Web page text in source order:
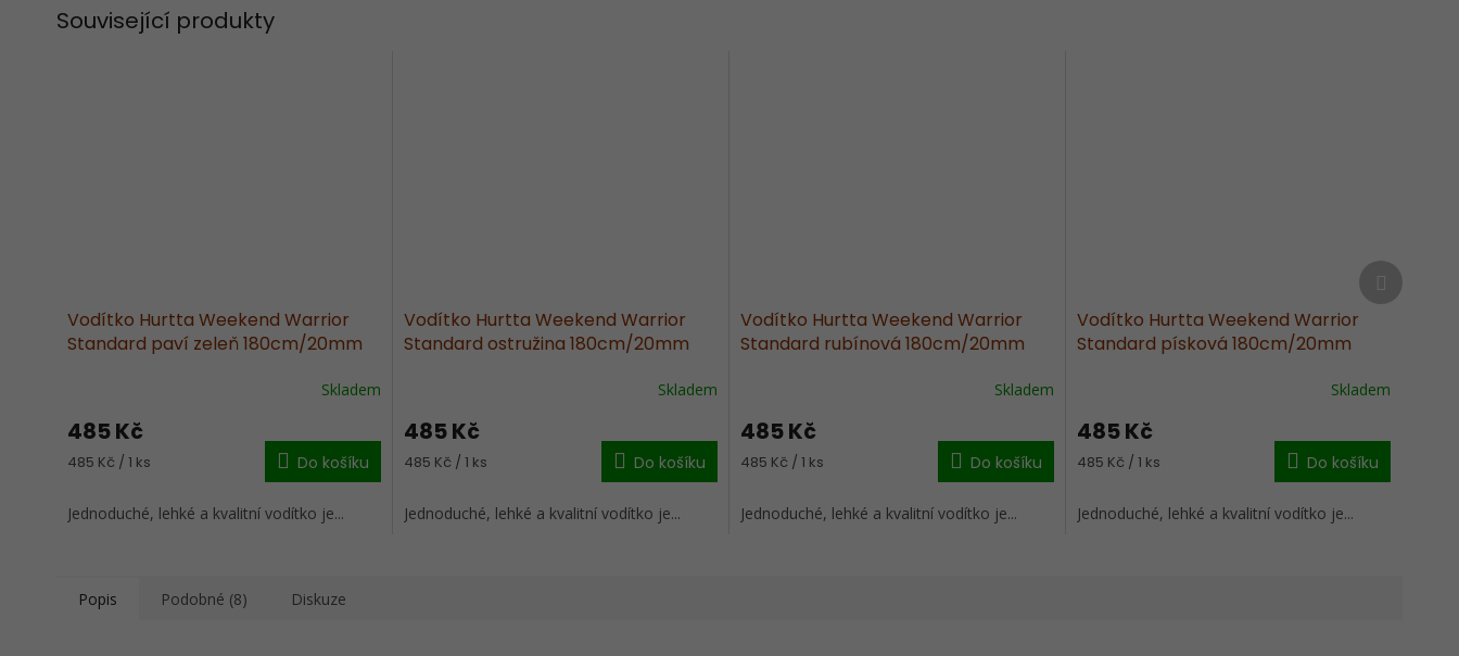
Související produkty
Vodítko Hurtta Weekend Warrior
Standard paví zeleň 180cm/20mm
Skladem
485 Kč
Měrná
485 Kč / 1 ks Do košíku
Jednoduché, lehké a kvalitní vodítko je...
Vodítko Hurtta Weekend Warrior
Standard ostružina 180cm/20mm
Skladem
485 Kč
Měrná
485 Kč / 1 ks Do košíku
Jednoduché, lehké a kvalitní vodítko je...
Vodítko Hurtta Weekend Warrior
Standard rubínová 180cm/20mm
Skladem
485 Kč
Měrná
485 Kč / 1 ks Do košíku
Jednoduché, lehké a kvalitní vodítko je...
Vodítko Hurtta Weekend Warrior
Standard písková 180cm/20mm
Skladem
485 Kč
Měrná
485 Kč / 1 ks Do košíku
Jednoduché, lehké a kvalitní vodítko je...
Další
produkt
Popis Podobné (8) Diskuze